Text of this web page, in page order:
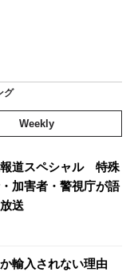
グ
Weekly
道スペシャル 特殊
加害者・警視庁が語
送
輸入されない理由